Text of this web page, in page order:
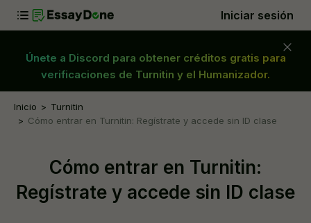
Iniciar sesión
Únete a Discord para obtener créditos gratis para
verificaciones de Turnitin y el Humanizador.
Inicio
Turnitin
Cómo entrar en Turnitin: Regístrate y accede sin ID clase
Cómo entrar en Turnitin:
Regístrate y accede sin ID clase